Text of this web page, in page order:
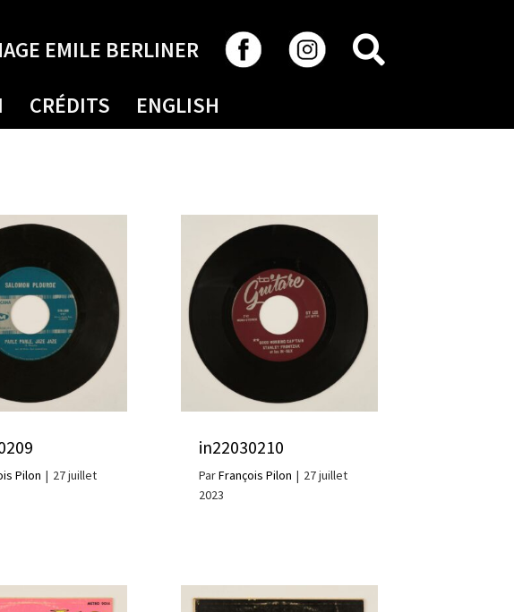
EMILE BERLINER
CRÉDITS ENGLISH
Pilon | 27 juillet
in22030210
ParFrançois Pilon | 27 juillet
2023